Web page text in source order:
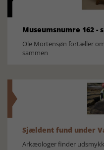
Museumsnumre 162 -
Ole Mortensøn fortæller
sammen
Sjældent fund under
Arkæologer finder